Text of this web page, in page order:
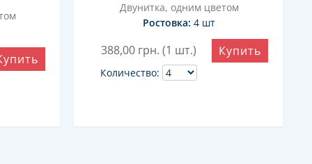
Двунитка, одним цветом
Ростовка: 4 шт
388,00 грн. (1 шт.)
Количество:
Купить